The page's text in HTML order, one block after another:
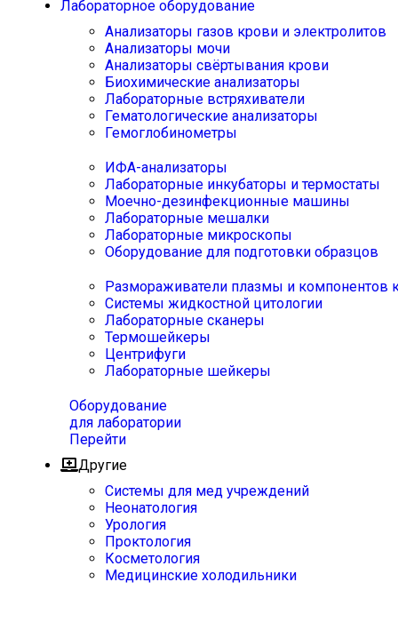
Лабораторное оборудование
Анализаторы газов крови и электролитов
Анализаторы мочи
Анализаторы свёртывания крови
Биохимические анализаторы
Лабораторные встряхиватели
Гематологические анализаторы
Гемоглобинометры
ИФА-анализаторы
Лабораторные инкубаторы и термостаты
Моечно-дезинфекционные машины
Лабораторные мешалки
Лабораторные микроскопы
Оборудование для подготовки образцов
Размораживатели плазмы и компонентов
Системы жидкостной цитологии
Лабораторные сканеры
Термошейкеры
Центрифуги
Лабораторные шейкеры
Оборудование
для лаборатории
Перейти
Другие
Системы для мед учреждений
Неонатология
Урология
Проктология
Косметология
Медицинские холодильники